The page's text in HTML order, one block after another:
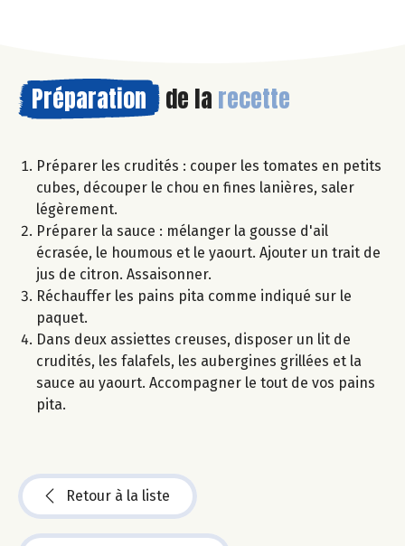
Préparation de la recette
Préparer les crudités : couper les tomates en petits
cubes, découper le chou en fines lanières, saler
légèrement.
Préparer la sauce : mélanger la gousse d'ail
écrasée, le houmous et le yaourt. Ajouter un trait de
jus de citron. Assaisonner.
Réchauffer les pains pita comme indiqué sur le
paquet.
Dans deux assiettes creuses, disposer un lit de
crudités, les falafels, les aubergines grillées et la
sauce au yaourt. Accompagner le tout de vos pains
pita.
Retour à la liste